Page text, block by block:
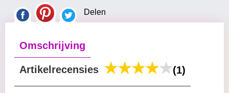
Delen
Omschrijving
Artikelrecensies (1)